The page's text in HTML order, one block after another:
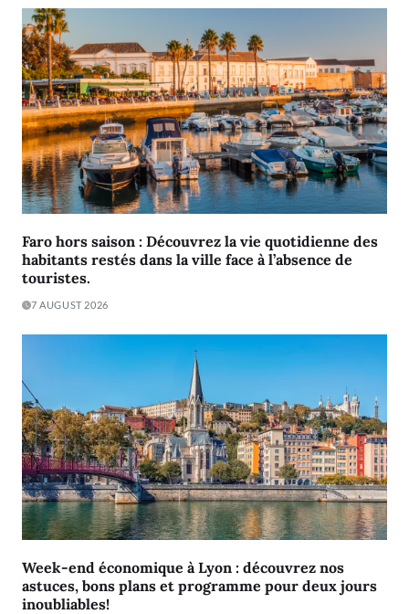
Faro hors saison : Découvrez la vie quotidienne des
habitants restés dans la ville face à l’absence de
touristes.
7 AUGUST 2026
Week-end économique à Lyon : découvrez nos
astuces, bons plans et programme pour deux jours
inoubliables!